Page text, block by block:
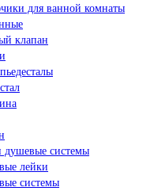
для ванной комнаты
клапан
душевые системы
лейки
системы